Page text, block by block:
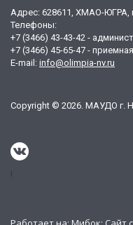
Адрес: 628611, ХМАО-ЮГРА,
Телефоны:
+7 (3466) 43-43-42 -
+7 (3466) 45-65-47 -
E-mail: info@olimpia-nv.ru
Copyright © 2026. МАУДО г.
!